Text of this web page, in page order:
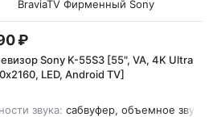
BraviaTV Фирменный Sony
₽
Sony K-55S3 [55", VA, 4K Ultra
LED, Android TV]
звука: сабвуфер, объемное